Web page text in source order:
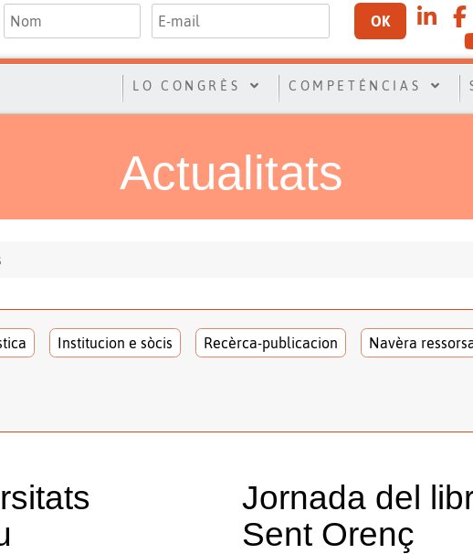
OK
LO CONGRÈS COMPETÉNCIAS
Actualitats
Institucion e sòcis Recèrca-publicacion Navèra
Jornada del
Sent Orenç